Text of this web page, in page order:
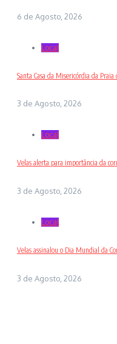
6 de Agosto, 2026
Local
Santa Casa da Misericórdia da
3 de Agosto, 2026
Local
Velas alerta para importância da
3 de Agosto, 2026
Local
Velas assinalou o Dia Mundial da
3 de Agosto, 2026